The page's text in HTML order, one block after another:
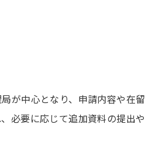
術
点
紹介
が中心となり、申請内容や在
必要に応じて追加資料の提出